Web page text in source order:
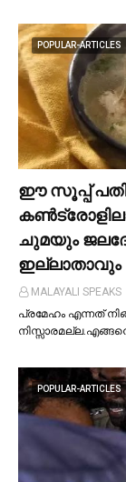
POPULAR-ARTICLES
ഈ സൂപ്പ്
ചുമയും
ഇല്ലാതാവും
MALAYALI SPEAKS
പ്രമേഹം എന്നത്
POPULAR-ARTICLES